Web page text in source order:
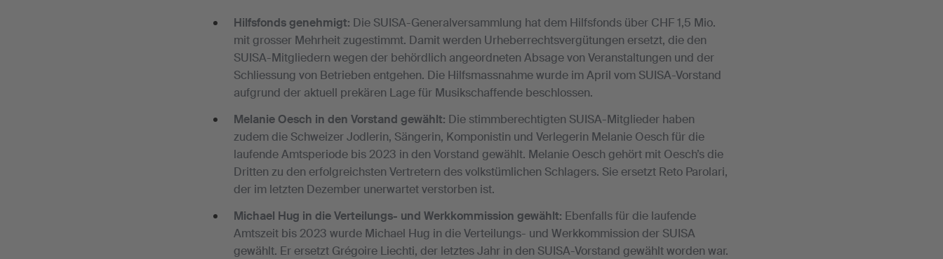
Hilfsfonds genehmigt: Die SUISA-Generalversammlung hat dem Hilfsfonds über CHF 1,5 Mio.
mit grosser Mehrheit zugestimmt. Damit werden Urheberrechtsvergütungen ersetzt, die den
SUISA-Mitgliedern wegen der behördlich angeordneten Absage von Veranstaltungen und der
Schliessung von Betrieben entgehen. Die Hilfsmassnahme wurde im April vom SUISA-Vorstand
aufgrund der aktuell prekären Lage für Musikschaffende beschlossen.
Melanie Oesch in den Vorstand gewählt: Die stimmberechtigten SUISA-Mitglieder haben
zudem die Schweizer Jodlerin, Sängerin, Komponistin und Verlegerin Melanie Oesch für die
laufende Amtsperiode bis 2023 in den Vorstand gewählt. Melanie Oesch gehört mit Oesch’s die
Dritten zu den erfolgreichsten Vertretern des volkstümlichen Schlagers. Sie ersetzt Reto Parolari,
der im letzten Dezember unerwartet verstorben ist.
Michael Hug in die Verteilungs- und Werkkommission gewählt: Ebenfalls für die laufende
Amtszeit bis 2023 wurde Michael Hug in die Verteilungs- und Werkkommission der SUISA
gewählt. Er ersetzt Grégoire Liechti, der letztes Jahr in den SUISA-Vorstand gewählt worden war.